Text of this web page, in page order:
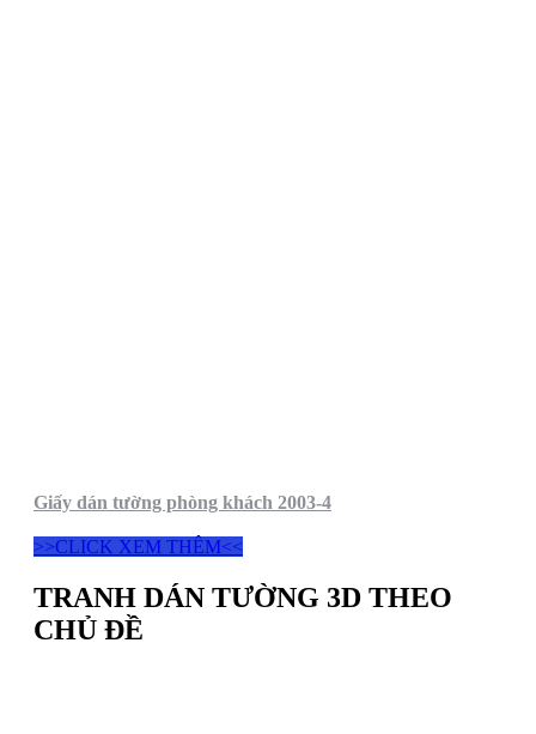
Giấy dán tường phòng khách 2003-4
>>CLICK XEM THÊM<<
TRANH DÁN TƯỜNG 3D THEO
CHỦ ĐỀ